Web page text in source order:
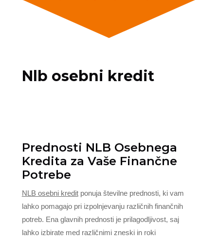
Nlb osebni kredit
Prednosti NLB Osebnega
Kredita za Vaše Finančne
Potrebe
NLB osebni kreditponuja številne prednosti, ki vam
lahko pomagajo pri izpolnjevanju različnih finančnih
potreb. Ena glavnih prednosti je prilagodljivost, saj
lahko izbirate med različnimi zneski in roki